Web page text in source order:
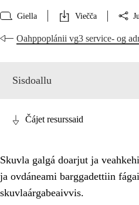
Giella Viečča
Oahppoplánii vg3 service- og
Sisdoallu
Čájet resurssaid
Skuvla galgá doarjut ja
ja ovdáneami barggadettiin
skuvlaárgabeaivvis.